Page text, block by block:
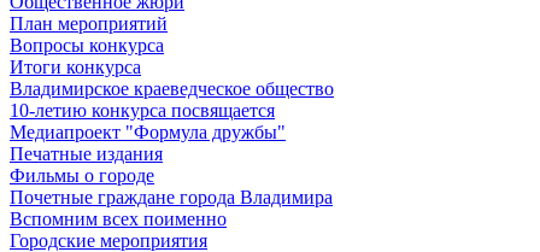
План мероприятий
Вопросы конкурса
Итоги конкурса
Владимирское краеведческое общество
10-летию конкурса посвящается
Медиапроект "Формула дружбы"
Печатные издания
Фильмы о городе
Почетные граждане города Владимира
Вспомним всех поименно
Городские мероприятия